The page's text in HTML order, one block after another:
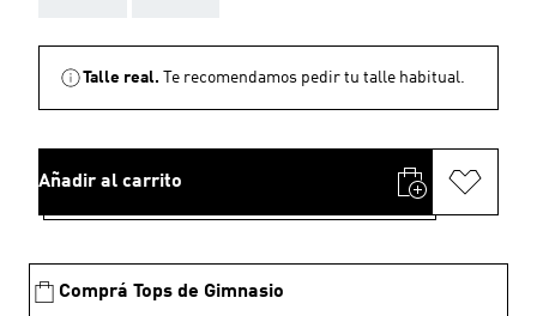
Talle real. Te recomendamos pedir tu talle habitual.
Añadir al carrito
Comprá Tops de Gimnasio